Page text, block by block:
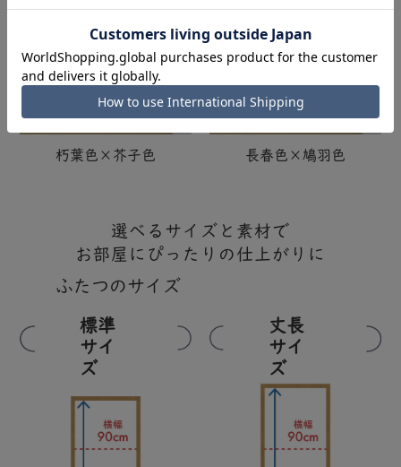
朽葉色×芥子色 長春色×鳩羽色
選べるサイズと素材で
お部屋にぴったりの仕上がりに
ふたつのサイズ
標準
サイ
ズ
丈長
サイ
ズ